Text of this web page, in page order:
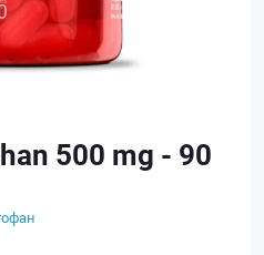
500 mg - 90